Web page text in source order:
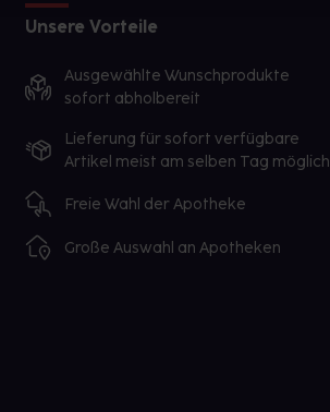
Unsere Vorteile
Ausgewählte Wunschprodukte
sofort abholbereit
Lieferung für sofort verfügbare
Artikel meist am selben Tag möglich
Freie Wahl der Apotheke
Große Auswahl an Apotheken